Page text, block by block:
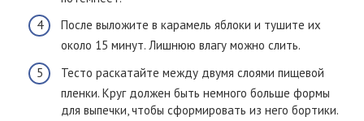
После выложите в карамель яблоки и тушите их
около 15 минут. Лишнюю влагу можно слить.
Тесто раскатайте между двумя слоями пищевой
пленки. Круг должен быть немного больше формы
для выпечки, чтобы сформировать из него бортики.